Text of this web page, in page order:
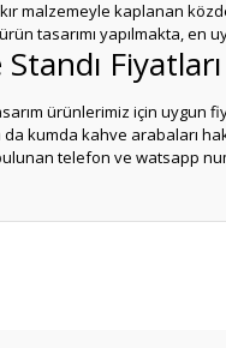
malzemeyle kaplanan
tasarımı yapılmakta, en
Fiyatları
ürünlerimiz için uygun
kumda kahve arabaları
telefon ve watsapp